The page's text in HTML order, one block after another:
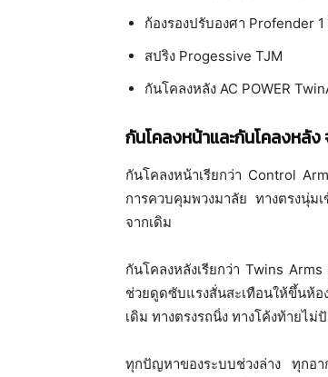
ก้องรองปรับองศา Profender 1
สปริง Progessive TJM
กันโคลงหลัง AC POWER
กันโคลงหน้าและกันโคลงหลัง
กันโคลงหน้าเรียกว่า Control
การควบคุมพวงมาลัย ทางตรงนุ่ม
จากเดิม
กันโคลงหลังเรียกว่า Twins
ช่วยดูดซับแรงสั่นสะเทือนให้ขึ้นห้
เดิม ทางตรงรถนิ่ง ทางโค้งท้ายไ
ทุกปัญหาของระบบช่วงล่าง ทุกอ